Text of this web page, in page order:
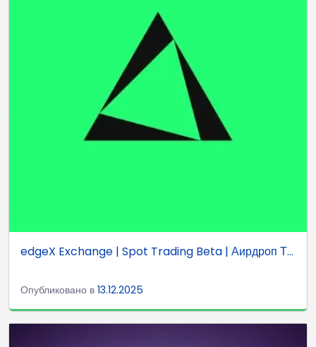
edgeX Exchange | Spot Trading Beta | Аирдроп Т...
Опубликовано в 13.12.2025